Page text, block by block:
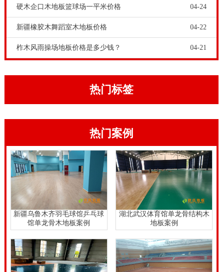
的外观被衰减，并且缺乏边缘：劣质产品不允许能胜任
的**的质量;地板外观裂纹：劣质产品不允许用于*一级
产品，并且合格的产品被允许有两个;所有的都是允许
主要是由低品级木材作为基材的。地板质量不稳定，木
纹不自然，且差异强化地板。与此同时，油漆表面易于
孤独并鉴于以下面漆涂装工艺的裂化。目前，木地板产
业在市场上很有竞争力。有成千上万的企业品牌在一定
范围内。更多的小企业，小作坊更津津乐道。目前实施
的房地产政治后，建材行业正处于低谷。 。平顶山羽毛
球木地板生产企业的质量和优质的介绍。平顶山羽毛球
木地板生产企业的质量和优质的介绍。它也极大地提高
了弯曲和木材的抗剪切性。因为运动馆采用专业舞蹈地
板，它的运动性能会让人感到运动的乐趣。
全国枫桦木体育场木地板一平多少钱？由于新开发的复
合弹性的实木体育馆木地板的成本高，这是创始人的压
硬木企口木地板篮球场一平米价格 04-24
新疆橡胶木舞蹈室木地板价格 04-22
柞木风雨操场地板价格是多少钱？ 04-21
热门标签
热门案例
新疆乌鲁木齐羽毛球馆乒乓球
馆单龙骨木地板案例
湖北武汉体育馆单龙骨结构木
地板案例